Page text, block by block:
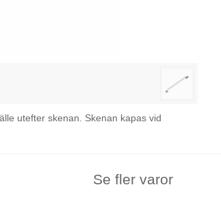
utefter skenan. Skenan kapas vid
Se fler varor